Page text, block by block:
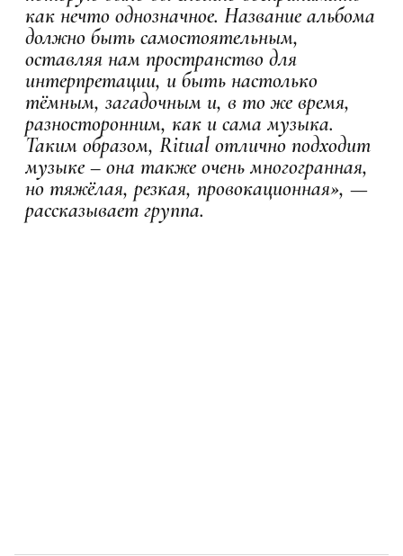
как нечто однозначное. Название альбома
должно быть самостоятельным,
оставляя нам пространство для
интерпретации, и быть настолько
тёмным, загадочным и, в то же время,
разносторонним, как и сама музыка.
Таким образом, Ritual отлично подходит
музыке – она также очень многогранная,
но тяжёлая, резкая, провокационная», —
рассказывает группа.